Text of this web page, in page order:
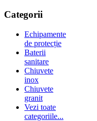
Categorii
Echipamente
de protecție
Baterii
sanitare
Chiuvete
inox
Chiuvete
granit
Vezi toate
categoriile...